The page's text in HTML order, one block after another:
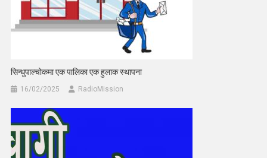
सिन्धुपाल्चोकमा एक पालिका एक हुलाक स्थापना
16/02/2025 RadioMission